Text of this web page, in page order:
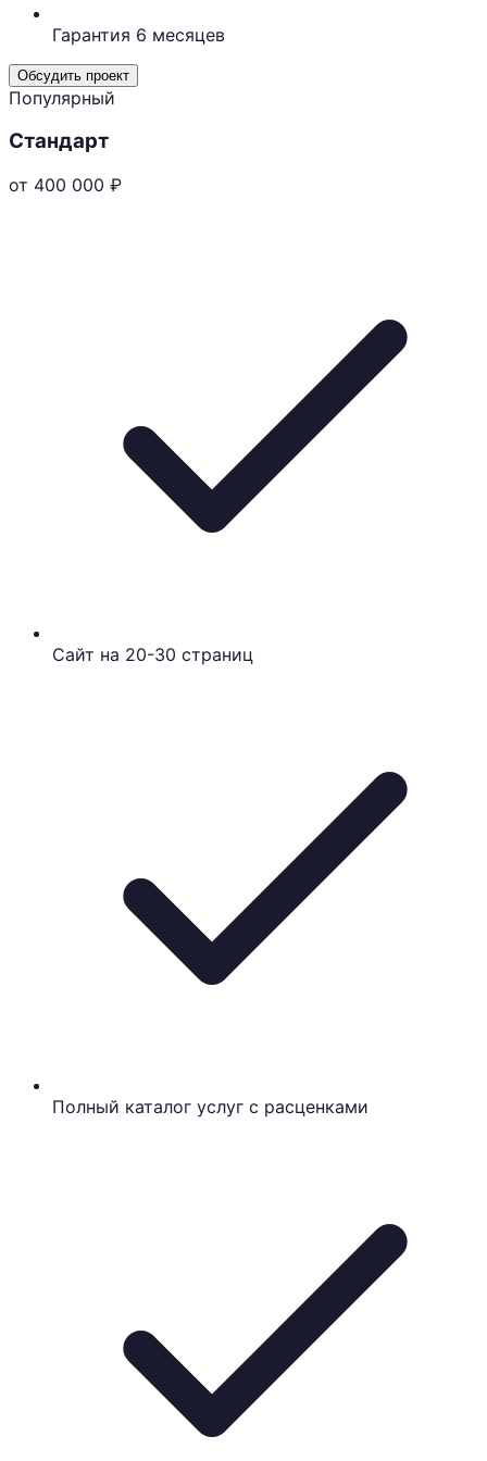
Гарантия 6 месяцев
Обсудить проект
Популярный
Стандарт
от 400 000 ₽
Сайт на 20-30 страниц
Полный каталог услуг с расценками